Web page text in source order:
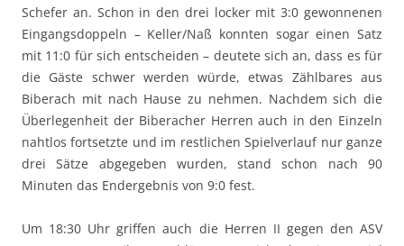
Schefer an. Schon in den drei locker mit 3:0 gewonnenen
Eingangsdoppeln – Keller/Naß konnten sogar einen Satz
mit 11:0 für sich entscheiden – deutete sich an, dass es für
die Gäste schwer werden würde, etwas Zählbares aus
Biberach mit nach Hause zu nehmen. Nachdem sich die
Überlegenheit der Biberacher Herren auch in den Einzeln
nahtlos fortsetzte und im restlichen Spielverlauf nur ganze
drei Sätze abgegeben wurden, stand schon nach 90
Minuten das Endergebnis von 9:0 fest.
Um 18:30 Uhr griffen auch die Herren II gegen den ASV